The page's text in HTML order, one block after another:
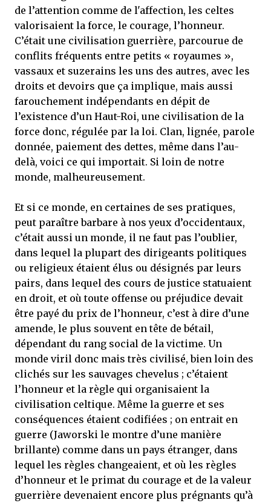
de l’attention comme de l'affection, les celtes
valorisaient la force, le courage, l’honneur.
C’était une civilisation guerrière, parcourue de
conflits fréquents entre petits « royaumes »,
vassaux et suzerains les uns des autres, avec les
droits et devoirs que ça implique, mais aussi
farouchement indépendants en dépit de
l’existence d’un Haut-Roi, une civilisation de la
force donc, régulée par la loi. Clan, lignée, parole
donnée, paiement des dettes, même dans l’au-
delà, voici ce qui importait. Si loin de notre
monde, malheureusement.
Et si ce monde, en certaines de ses pratiques,
peut paraître barbare à nos yeux d’occidentaux,
c’était aussi un monde, il ne faut pas l’oublier,
dans lequel la plupart des dirigeants politiques
ou religieux étaient élus ou désignés par leurs
pairs, dans lequel des cours de justice statuaient
en droit, et où toute offense ou préjudice devait
être payé du prix de l’honneur, c’est à dire d’une
amende, le plus souvent en tête de bétail,
dépendant du rang social de la victime. Un
monde viril donc mais très civilisé, bien loin des
clichés sur les sauvages chevelus ; c’étaient
l’honneur et la règle qui organisaient la
civilisation celtique. Même la guerre et ses
conséquences étaient codifiées ; on entrait en
guerre (Jaworski le montre d’une manière
brillante) comme dans un pays étranger, dans
lequel les règles changeaient, et où les règles
d’honneur et le primat du courage et de la valeur
guerrière devenaient encore plus prégnants qu’à